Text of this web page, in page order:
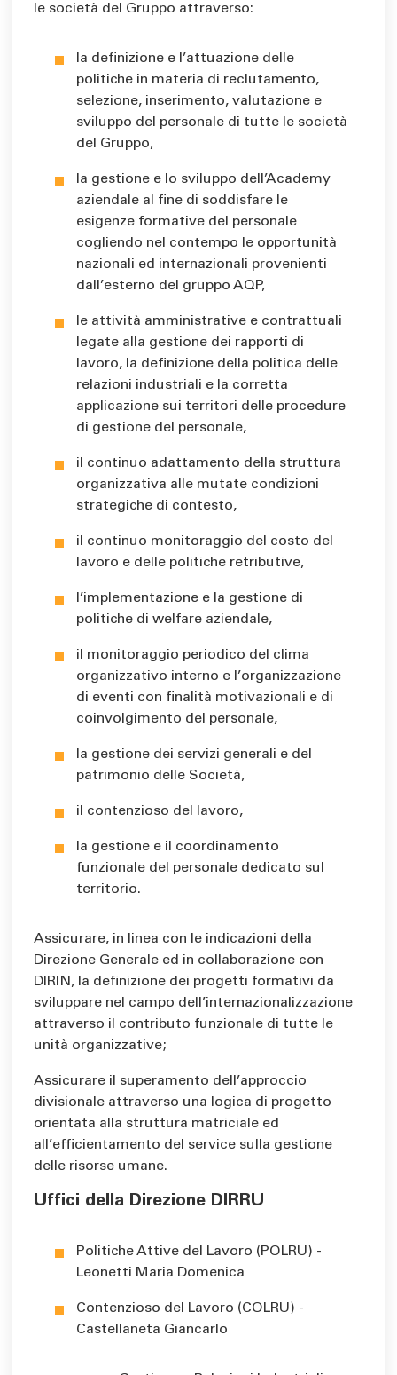
le società del Gruppo attraverso:
la definizione e l’attuazione delle
politiche in materia di reclutamento,
selezione, inserimento, valutazione e
sviluppo del personale di tutte le società
del Gruppo,
la gestione e lo sviluppo dell’Academy
aziendale al fine di soddisfare le
esigenze formative del personale
cogliendo nel contempo le opportunità
nazionali ed internazionali provenienti
dall’esterno del gruppo AQP,
le attività amministrative e contrattuali
legate alla gestione dei rapporti di
lavoro, la definizione della politica delle
relazioni industriali e la corretta
applicazione sui territori delle procedure
di gestione del personale,
il continuo adattamento della struttura
organizzativa alle mutate condizioni
strategiche di contesto,
il continuo monitoraggio del costo del
lavoro e delle politiche retributive,
l’implementazione e la gestione di
politiche di welfare aziendale,
il monitoraggio periodico del clima
organizzativo interno e l’organizzazione
di eventi con finalità motivazionali e di
coinvolgimento del personale,
la gestione dei servizi generali e del
patrimonio delle Società,
il contenzioso del lavoro,
la gestione e il coordinamento
funzionale del personale dedicato sul
territorio.
Assicurare, in linea con le indicazioni della
Direzione Generale ed in collaborazione con
DIRIN, la definizione dei progetti formativi da
sviluppare nel campo dell’internazionalizzazione
attraverso il contributo funzionale di tutte le
unità organizzative;
Assicurare il superamento dell’approccio
divisionale attraverso una logica di progetto
orientata alla struttura matriciale ed
all’efficientamento del service sulla gestione
delle risorse umane.
Uffici della Direzione DIRRU
Politiche Attive del Lavoro (POLRU) -
Leonetti Maria Domenica
Contenzioso del Lavoro (COLRU) -
Castellaneta Giancarlo